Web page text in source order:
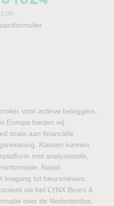
voor actieve beleggers.
Europa bieden wij
scala aan financiële
Klanten kunnen
met analysetools,
Naast
toegang tot beursnieuws,
via het LYNX Beurs &
over de Nederlandse,